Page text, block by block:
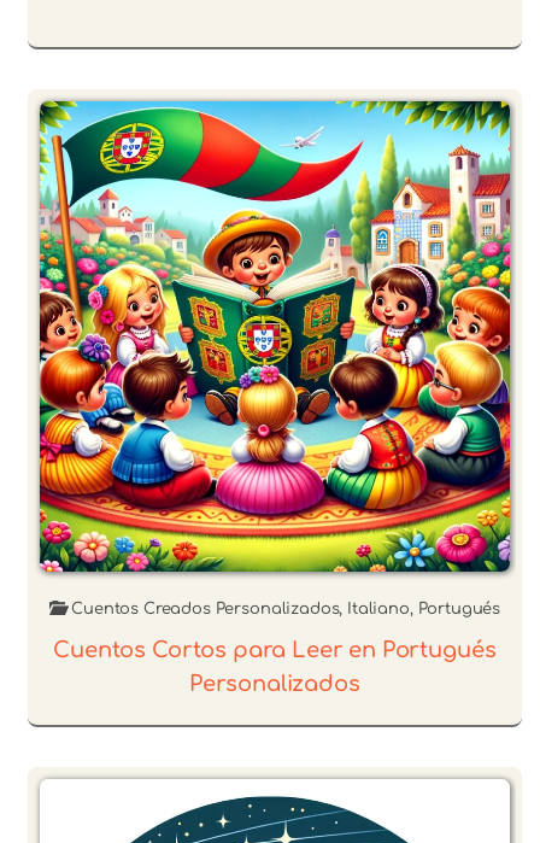
Cuentos Creados Personalizados, Italiano, Portugués
Cuentos Cortos para Leer en Portugués
Personalizados